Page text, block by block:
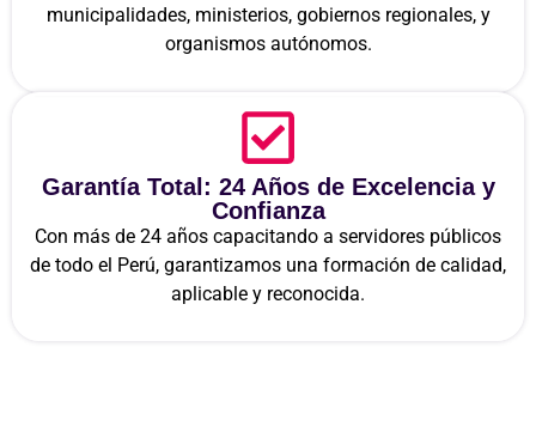
municipalidades, ministerios, gobiernos regionales, y
organismos autónomos.
Garantía Total: 24 Años de Excelencia y
Confianza
Con más de 24 años capacitando a servidores públicos
de todo el Perú, garantizamos una formación de calidad,
aplicable y reconocida.